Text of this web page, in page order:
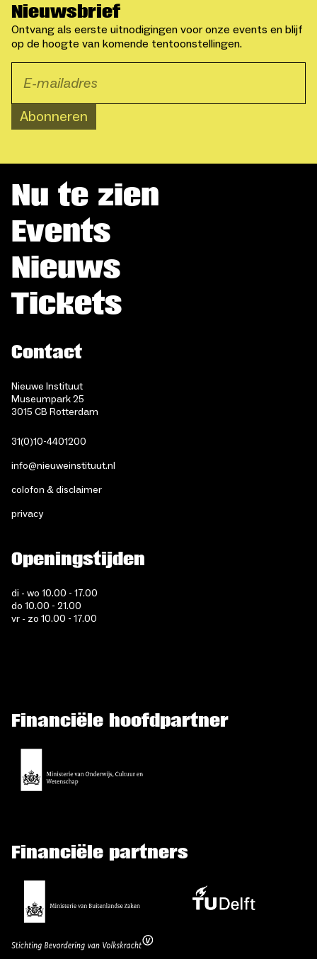
Nieuwsbrief
Ontvang als eerste uitnodigingen voor onze events en blijf
op de hoogte van komende tentoonstellingen.
Abonneren
Nu te zien
Events
Nieuws
Tickets
Contact
Nieuwe Instituut
Museumpark 25
3015 CB Rotterdam
31(0)10-4401200
info@nieuweinstituut.nl
colofon & disclaimer
privacy
Openingstijden
di - wo 10.00 - 17.00
do 10.00 - 21.00
vr - zo 10.00 - 17.00
Financiële hoofdpartner
Financiële partners